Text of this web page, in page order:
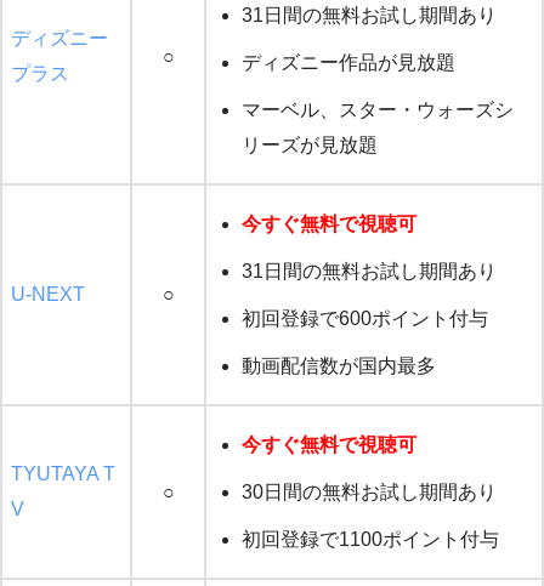
ディズニー
プラス
○
31日間の無料お試し期間あり
ディズニー作品が見放題
マーベル、スター・ウォーズシ
リーズが見放題
U-NEXT ○
今すぐ無料で視聴可
31日間の無料お試し期間あり
初回登録で600ポイント付与
動画配信数が国内最多
TYUTAYA T
V
○
今すぐ無料で視聴可
30日間の無料お試し期間あり
初回登録で1100ポイント付与